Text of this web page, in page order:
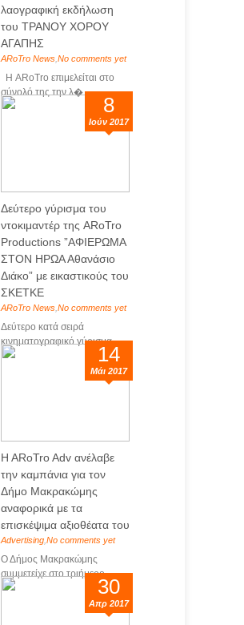
λαογραφική εκδήλωση
του ΤΡΑΝΟΥ ΧΟΡΟΥ
ΑΓΑΠΗΣ
ARoTro News No comments yet
Η ARoTro επιμελείται στο
σύνολό της την λ�...
8
Ιούν 2017
Δεύτερο γύρισμα του
ντοκιμαντέρ της ARoTro
Productions ”ΑΦΙΕΡΩΜΑ
ΣΤΟΝ ΗΡΩΑ Αθανάσιο
Διάκο” με εικαστικούς του
ΣΚΕΤΚΕ
ARoTro News No comments yet
Δεύτερο κατά σειρά
κινηματογραφικό γύρισμα ...
14
Μάι 2017
H ARoTro Adv ανέλαβε
την καμπάνια για τον
Δήμο Μακρακώμης
αναφορικά με τα
επισκέψιμα αξιοθέατα του
Advertising No comments yet
Ο Δήμος Μακρακώμης
συμμετείχε στο τριήμερο...
30
Απρ 2017